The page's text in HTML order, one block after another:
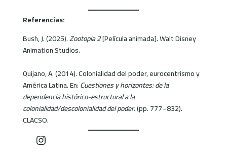
Referencias:
Bush, J. (2025).Zootopia 2[Película animada]. Walt Disney
Animation Studios.
Quijano, A. (2014). Colonialidad del poder, eurocentrismo y
América Latina. En:Cuestiones y horizontes: de la
dependencia histórico-estructural a la
colonialidad/descolonialidad del poder.(pp. 777–832).
CLACSO.
Instagram